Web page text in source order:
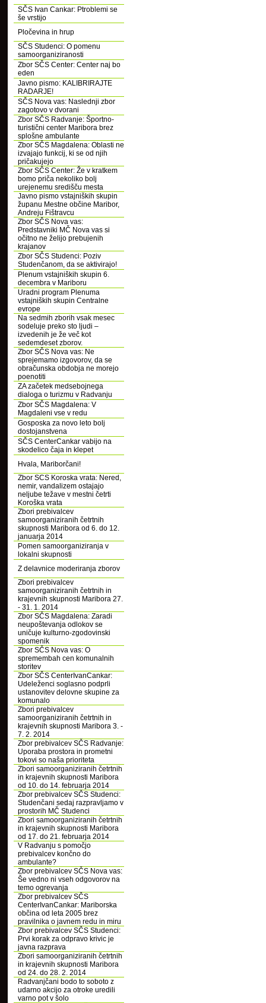
SČS Ivan Cankar: Ptroblemi se
še vrstijo
Pločevina in hrup
SČS Studenci: O pomenu
samoorganiziranosti
Zbor SČS Center: Center naj bo
eden
Javno pismo: KALIBRIRAJTE
RADARJE!
SČS Nova vas: Naslednji zbor
zagotovo v dvorani
Zbor SČS Radvanje: Športno-
turistični center Maribora brez
splošne ambulante
Zbor SČS Magdalena: Oblasti ne
izvajajo funkcij, ki se od njih
pričakujejo
Zbor SČS Center: Že v kratkem
bomo priča nekoliko bolj
urejenemu središču mesta
Javno pismo vstajniških skupin
županu Mestne občine Maribor,
Andreju Fištravcu
Zbor SČS Nova vas:
Predstavniki MČ Nova vas si
očitno ne želijo prebujenih
krajanov
Zbor SČS Studenci: Poziv
Studenčanom, da se aktivirajo!
Plenum vstajniških skupin 6.
decembra v Mariboru
Uradni program Plenuma
vstajniških skupin Centralne
evrope
Na sedmih zborih vsak mesec
sodeluje preko sto ljudi –
izvedenih je že več kot
sedemdeset zborov.
Zbor SČS Nova vas: Ne
sprejemamo izgovorov, da se
obračunska obdobja ne morejo
poenotiti
ZA začetek medsebojnega
dialoga o turizmu v Radvanju
Zbor SČS Magdalena: V
Magdaleni vse v redu
Gosposka za novo leto bolj
dostojanstvena
SČS CenterCankar vabijo na
skodelico čaja in klepet
Hvala, Mariborčani!
Zbor SCS Koroska vrata: Nered,
nemir, vandalizem ostajajo
neljube težave v mestni četrti
Koroška vrata
Zbori prebivalcev
samoorganiziranih četrtnih
skupnosti Maribora od 6. do 12.
januarja 2014
Pomen samoorganiziranja v
lokalni skupnosti
Z delavnice moderiranja zborov
Zbori prebivalcev
samoorganiziranih četrtnih in
krajevnih skupnosti Maribora 27.
- 31. 1. 2014
Zbor SČS Magdalena: Zaradi
neupoštevanja odlokov se
uničuje kulturno-zgodovinski
spomenik
Zbor SČS Nova vas: O
spremembah cen komunalnih
storitev
Zbor SČS CenterIvanCankar:
Udeleženci soglasno podprli
ustanovitev delovne skupine za
komunalo
Zbori prebivalcev
samoorganiziranih četrtnih in
krajevnih skupnosti Maribora 3. -
7. 2. 2014
Zbor prebivalcev SČS Radvanje:
Uporaba prostora in prometni
tokovi so naša prioriteta
Zbori samoorganiziranih četrtnih
in krajevnih skupnosti Maribora
od 10. do 14. februarja 2014
Zbor prebivalcev SČS Studenci:
Studenčani sedaj razpravljamo v
prostorih MČ Studenci
Zbori samoorganiziranih četrtnih
in krajevnih skupnosti Maribora
od 17. do 21. februarja 2014
V Radvanju s pomočjo
prebivalcev končno do
ambulante?
Zbor prebivalcev SČS Nova vas:
Še vedno ni vseh odgovorov na
temo ogrevanja
Zbor prebivalcev SČS
CenterIvanCankar: Mariborska
občina od leta 2005 brez
pravilnika o javnem redu in miru
Zbor prebivalcev SČS Studenci:
Prvi korak za odpravo krivic je
javna razprava
Zbori samoorganiziranih četrtnih
in krajevnih skupnosti Maribora
od 24. do 28. 2. 2014
Radvanjčani bodo to soboto z
udarno akcijo za otroke uredili
varno pot v šolo